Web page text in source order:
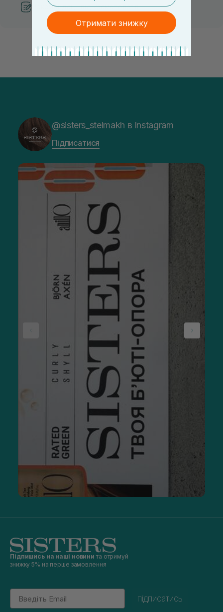
Рекомендації від косметологів
@sisters_stelmakh в Instagram
Підписатися
Підпишись на наші новини та отримуй
знижку 5% на перше замовлення
Email
підписатись
Отримати знижку